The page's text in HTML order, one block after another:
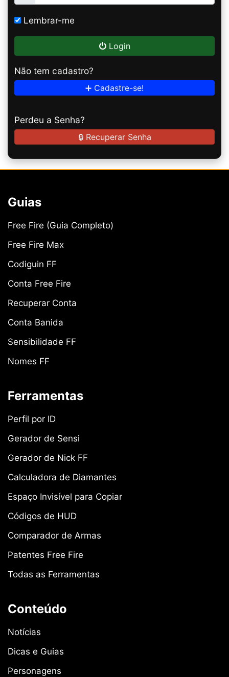
Lembrar-me
Login
Não tem cadastro?
➕ Cadastre-se!
Perdeu a Senha?
🔒 Recuperar Senha
Guias
Free Fire (Guia Completo)
Free Fire Max
Codiguin FF
Conta Free Fire
Recuperar Conta
Conta Banida
Sensibilidade FF
Nomes FF
Ferramentas
Perfil por ID
Gerador de Sensi
Gerador de Nick FF
Calculadora de Diamantes
Espaço Invisível para Copiar
Códigos de HUD
Comparador de Armas
Patentes Free Fire
Todas as Ferramentas
Conteúdo
Notícias
Dicas e Guias
Personagens